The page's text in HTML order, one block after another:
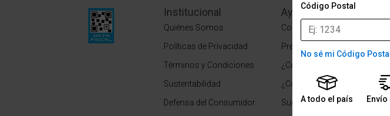
Código Postal
No sé mi Código
A todo el país
Institucional
Quiénes Somos
Políticas de Privacidad
Términos y Condiciones
Sustentabilidad
Defensa del Consumidor
Ayuda
Condiciones de pago
Preguntas Frecuentes
¿Cómo comprar?
¿Cómo medir tu talle?
Sucursales